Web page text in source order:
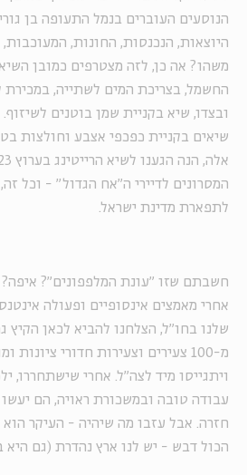
הנוסעים העוברים בנמל התעופה בן
היוצאות, הנכנסות, החונות,
משהו? אה כן, לזה מצטרפים כמובן
החשמל, בצריכת המים לשתייה, במכירת
ובצדו, שיא בקניית שמן בוטנים
שיאים בקניית כפכפי אצבע וחולצות
המסרונים לדיירי ה"אח הגדול" - וכל זה,
לתפארת מדינת ישראל.
חשבתם שזו "עונת המלפפונים"?
אחרי מאמצים אינסופיים ופעולה
שלנו בחו"ל, הצלחנו להביא לכאן הקיץ
מ-100 צעירים וצעירות חדורי
ויתגייסו מיד לצה"ל. אחרי שישתחררו,
עבודה טובה ובמשכורת ראויה, הם יעשו
חזרה. אבל עזבו מה שיהיה - העיקר הוא
הכול דבש - יש לנו ארץ נהדרת (גם היא